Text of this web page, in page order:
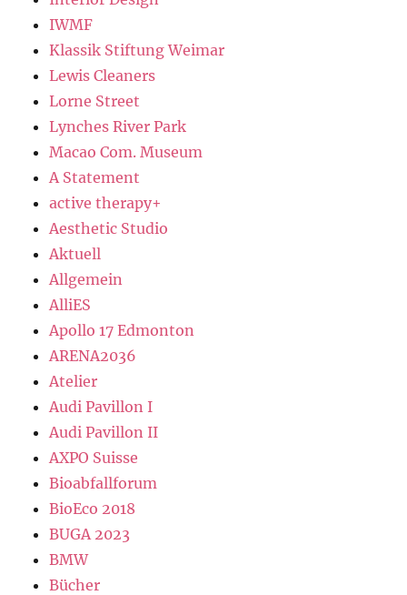
IWMF
Klassik Stiftung Weimar
Lewis Cleaners
Lorne Street
Lynches River Park
Macao Com. Museum
A Statement
active therapy+
Aesthetic Studio
Aktuell
Allgemein
AlliES
Apollo 17 Edmonton
ARENA2036
Atelier
Audi Pavillon I
Audi Pavillon II
AXPO Suisse
Bioabfallforum
BioEco 2018
BUGA 2023
BMW
Bücher